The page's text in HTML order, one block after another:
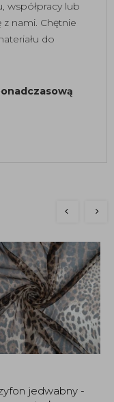
współpracy lub
nami. Chętnie
do
jedwabny -